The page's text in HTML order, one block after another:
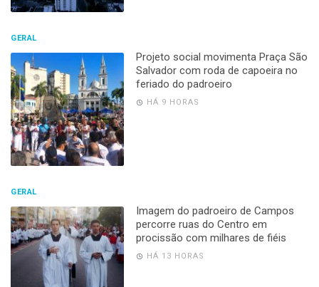
GERAL
Projeto social movimenta Praça São
Salvador com roda de capoeira no
feriado do padroeiro
HÁ 9 HORAS
GERAL
Imagem do padroeiro de Campos
percorre ruas do Centro em
procissão com milhares de fiéis
HÁ 13 HORAS